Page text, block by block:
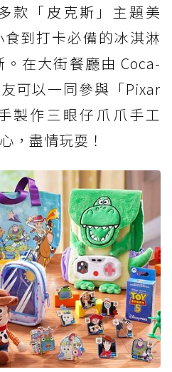
款「皮克斯」主題美
到打卡必備的冰淇淋
在大街餐廳由 Coca-
可以一同參與「Pixar
製作三眼仔爪爪手工
，盡情玩耍！